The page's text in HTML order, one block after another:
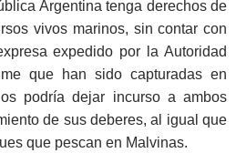
Argentina tenga derechos de
vivos marinos, sin contar con
expedido por la Autoridad
que han sido capturadas en
podría dejar incurso a ambos
de sus deberes, al igual que
que pescan en Malvinas.